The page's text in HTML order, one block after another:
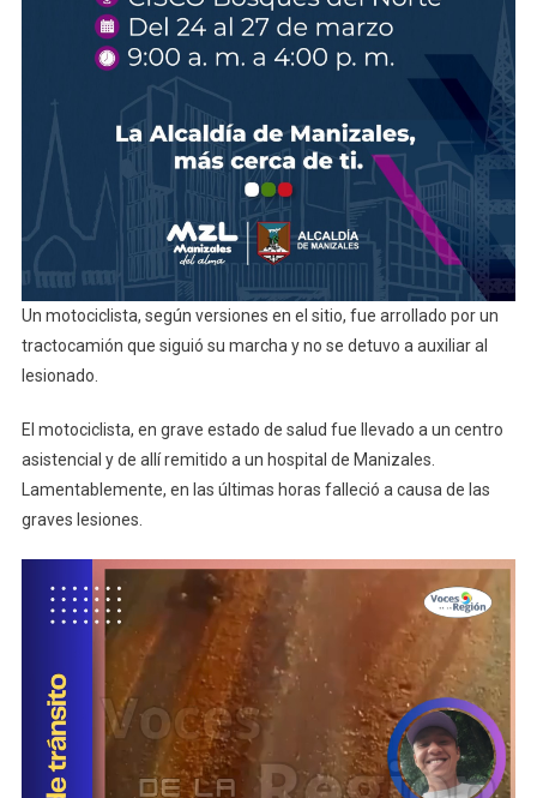
Un motociclista, según versiones en el sitio, fue arrollado por un
tractocamión que siguió su marcha y no se detuvo a auxiliar al
lesionado.
El motociclista, en grave estado de salud fue llevado a un centro
asistencial y de allí remitido a un hospital de Manizales.
Lamentablemente, en las últimas horas falleció a causa de las
graves lesiones.